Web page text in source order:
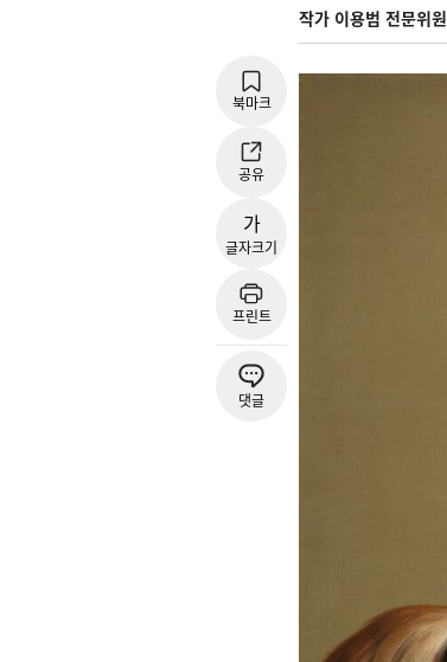
작가 이용범 전문위원
북마크
공유
가
글자크기
프린트
댓글